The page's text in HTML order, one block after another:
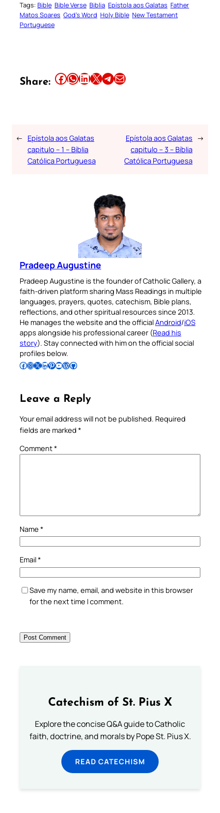
Tags: Bible Bible Verse Biblia Epístola aos Galatas Father
Matos Soares God’s Word Holy Bible New Testament
Portuguese
Share: Share this article on Facebook Share this article on WhatsApp Share this article on LinkedIn Share this article on X Share this article on TelegramEmail this Article
← Epístola aos Galatas
capitulo – 1 – Bíblia
Católica Portuguesa
Epístola aos Galatas
capitulo – 3 – Bíblia
Católica Portuguesa
→
Pradeep Augustine
Pradeep Augustine is the founder of Catholic Gallery, a
faith-driven platform sharing Mass Readings in multiple
languages, prayers, quotes, catechism, Bible plans,
reflections, and other spiritual resources since 2013.
He manages the website and the officialAndroid/iOS
apps alongside his professional career (Read his
story). Stay connected with him on the official social
profiles below.
Follow Pradeep on Facebook Follow Pradeep on InstagramFollow Pradeep on X Follow Pradeep on LinkedIn Follow Pradeep on Pinterest Subscribe to Pradeep’s Youtube Channel Follow Pradeep on WordPress Follow Pradeep on GitHub
Leave a Reply
Your email address will not be published. Required
fields are marked *
Comment*
Name *
Email*
Save my name, email, and website in this browser
for the next time I comment.
Catechism of St. Pius X
Explore the concise Q&A guide to Catholic
faith, doctrine, and morals by Pope St. Pius X.
READ CATECHISM